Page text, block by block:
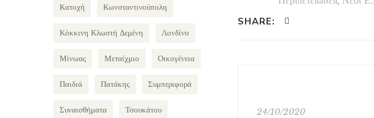
SHARE:
24/10/2020
Κατοχή Κωνσταντινούπολη
Κόκκινη Κλωστή Δεμένη Λονδίνο
Μίνωας Μεταίχμιο Οικογένεια
Παιδιά Πατάκης Συμπεριφορά
Συναισθήματα Τσουκάτου